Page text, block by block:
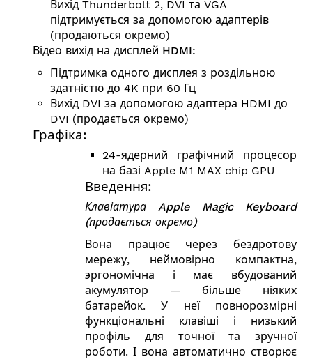
Вихід Thunderbolt 2, DVI та VGA
підтримується за допомогою адаптерів
(продаються окремо)
Відео вихід на дисплей HDMI:
Підтримка одного дисплея з роздільною
здатністю до 4K при 60 Гц
Вихід DVI за допомогою адаптера HDMI до
DVI (продається окремо)
Графіка:
24-ядерний графічний процесор
на базі Apple M1 MAX chip GPU
Введення:
Клавіатура Apple Magic Keyboard
(продається окремо)
Вона працює через бездротову
мережу, неймовірно компактна,
эргономічна і має вбудований
акумулятор — більше ніяких
батарейок. У неї повнорозмірні
функціональні клавіші і низький
профіль для точної та зручної
роботи. І вона автоматично створює